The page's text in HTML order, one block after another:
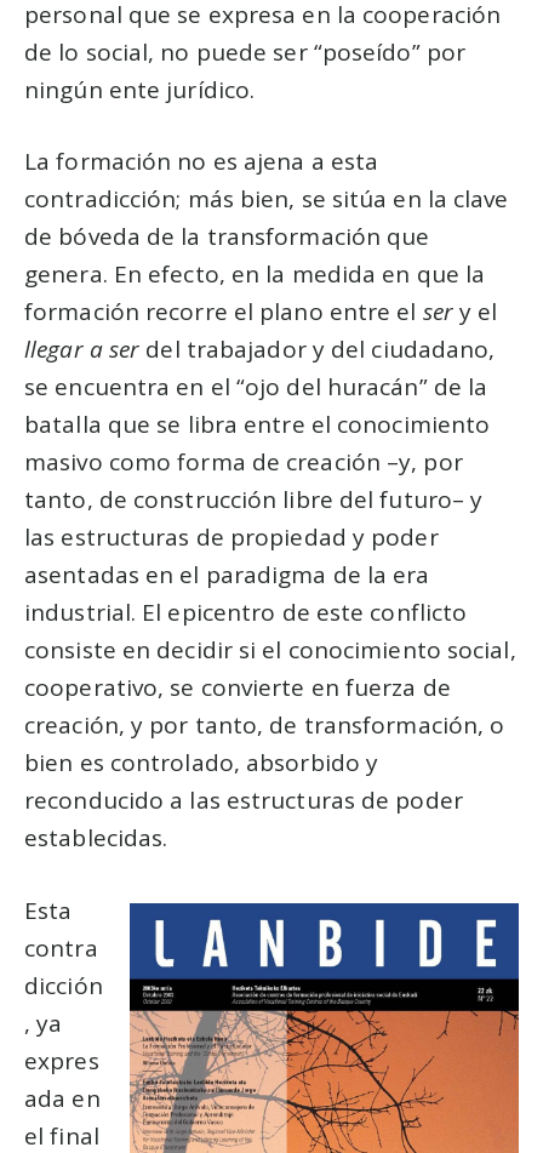
personal que se expresa en la cooperación
de lo social, no puede ser “poseído” por
ningún ente jurídico.
La formación no es ajena a esta
contradicción; más bien, se sitúa en la clave
de bóveda de la transformación que
genera. En efecto, en la medida en que la
formación recorre el plano entre el sery el
llegar a ser del trabajador y del ciudadano,
se encuentra en el “ojo del huracán” de la
batalla que se libra entre el conocimiento
masivo como forma de creación –y, por
tanto, de construcción libre del futuro– y
las estructuras de propiedad y poder
asentadas en el paradigma de la era
industrial. El epicentro de este conflicto
consiste en decidir si el conocimiento social,
cooperativo, se convierte en fuerza de
creación, y por tanto, de transformación, o
bien es controlado, absorbido y
reconducido a las estructuras de poder
establecidas.
Esta
contra
dicción
, ya
expres
ada en
el final